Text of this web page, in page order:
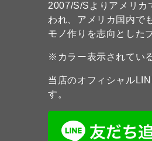
2007/S/Sよりアメリカ
われ、アメリカ国内で
モノ作りを志向とした
※カラー表示されてい
当店のオフィシャル
す。